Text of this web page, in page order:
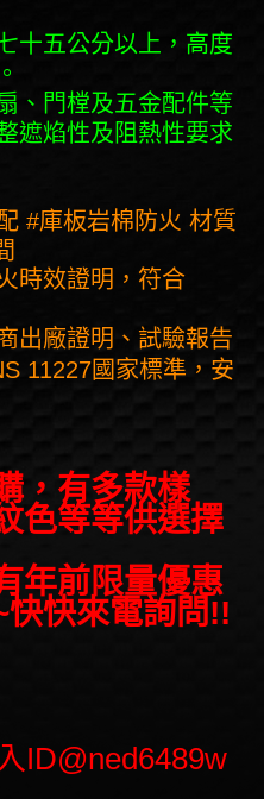
十五公分以上，高度
、門樘及五金配件等
遮焰性及阻熱性要求
#庫板岩棉防火 材質
時效證明，符合
出廠證明、試驗報告
11227國家標準，安
，有多款樣
色等等供選擇
年前限量優惠
快來電詢問!!
ID@ned6489w